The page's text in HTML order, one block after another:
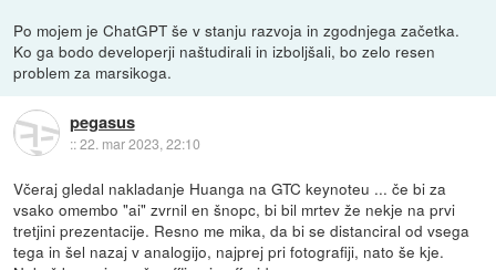
Po mojem je ChatGPT še v stanju razvoja in zgodnjega začetka.
Ko ga bodo developerji naštudirali in izboljšali, bo zelo resen
problem za marsikoga.
pegasus
::22. mar 2023, 22:10
Včeraj gledal nakladanje Huanga na GTC keynoteu ... če bi za
vsako omembo "ai" zvrnil en šnopc, bi bil mrtev že nekje na prvi
tretjini prezentacije. Resno me mika, da bi se distanciral od vsega
tega in šel nazaj v analogijo, najprej pri fotografiji, nato še kje.